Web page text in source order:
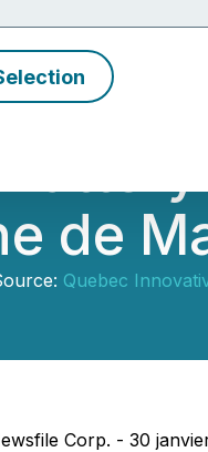
de
Quebec
Corp. - 30